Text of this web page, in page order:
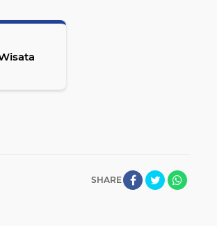
SHARE